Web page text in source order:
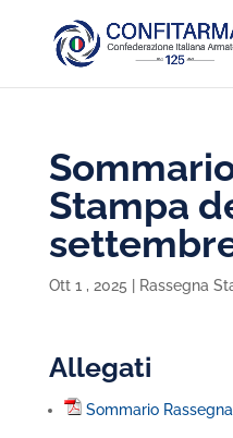
Stampa
Ott 1 , 2025 Rassegna
Allegati
Sommario